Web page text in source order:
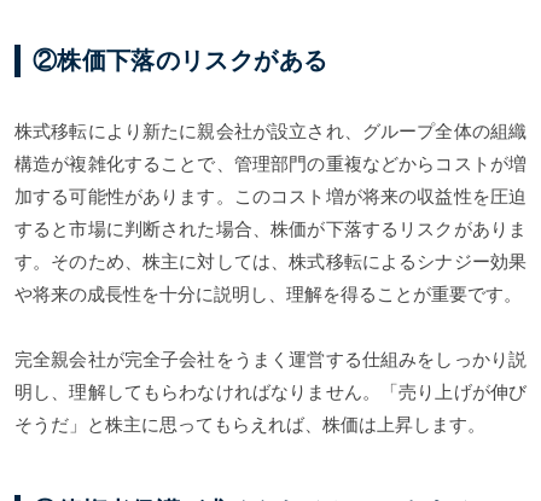
②株価下落のリスクがある
株式移転により新たに親会社が設立され、グループ全体の組織
構造が複雑化することで、管理部門の重複などからコストが増
加する可能性があります。このコスト増が将来の収益性を圧迫
すると市場に判断された場合、株価が下落するリスクがありま
す。そのため、株主に対しては、株式移転によるシナジー効果
や将来の成長性を十分に説明し、理解を得ることが重要です。
完全親会社が完全子会社をうまく運営する仕組みをしっかり説
明し、理解してもらわなければなりません。「売り上げが伸び
そうだ」と株主に思ってもらえれば、株価は上昇します。